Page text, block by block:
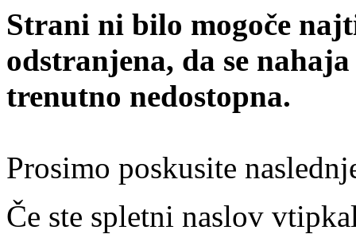
Strani ni bilo mogoče
odstranjena, da se
trenutno nedostopna.
Prosimo poskusite
Če ste spletni naslov